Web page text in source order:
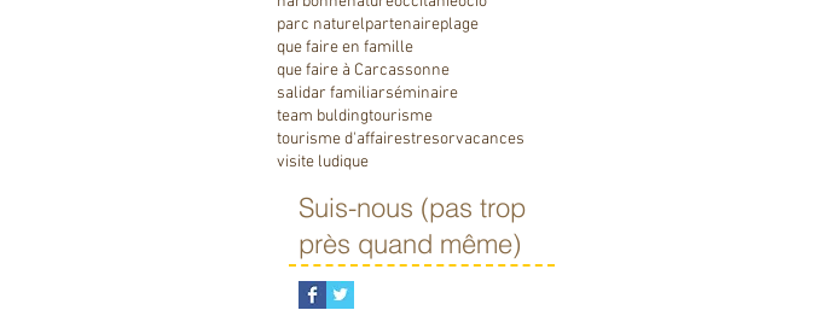
parc naturelpartenaireplage
que faire en famille
que faire à Carcassonne
salidar familiarséminaire
team buldingtourisme
tourisme d'affairestresorvacances
visite ludique
Suis-nous (pas trop
près quand même)